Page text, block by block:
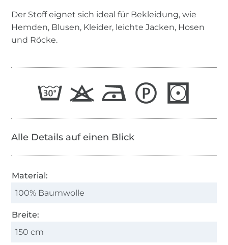
Der Stoff eignet sich ideal für Bekleidung, wie
Hemden, Blusen, Kleider, leichte Jacken, Hosen
und Röcke.
Alle Details auf einen Blick
Material:
100% Baumwolle
Breite:
150 cm